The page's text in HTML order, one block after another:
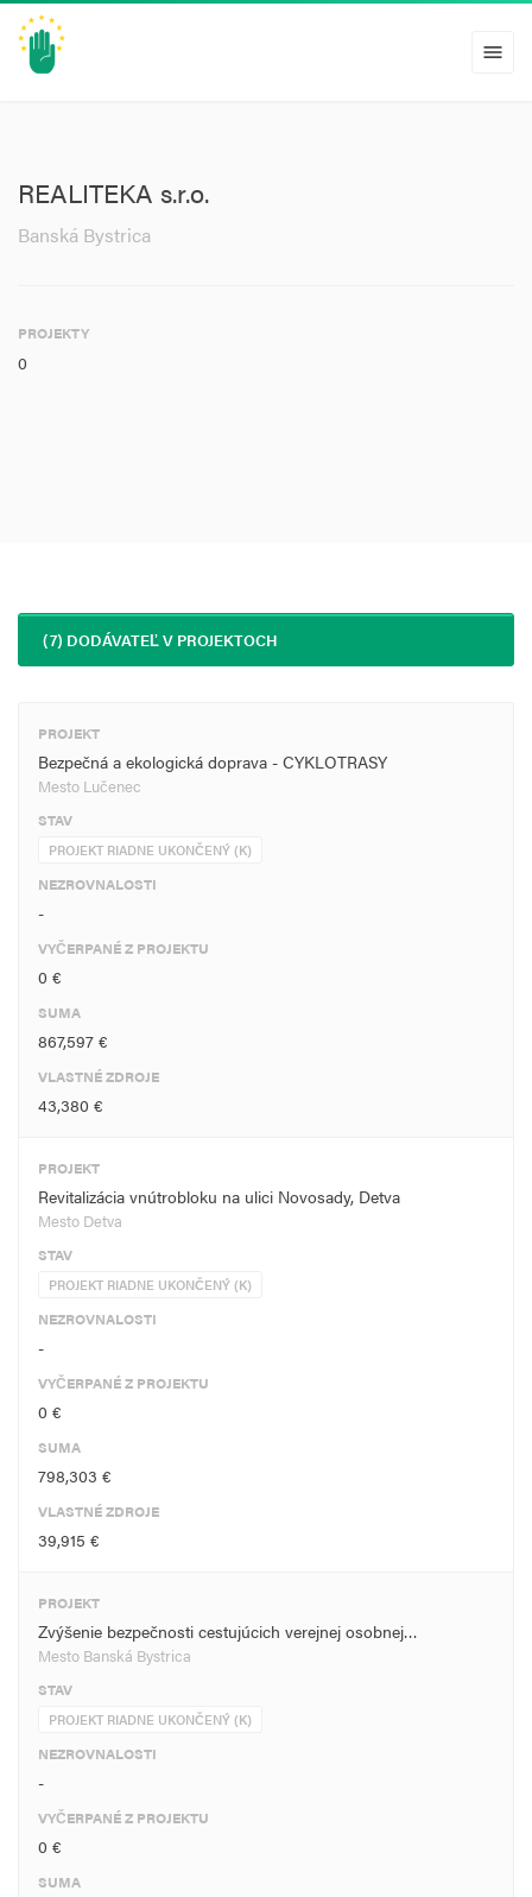
menu
REALITEKA s.r.o.
Banská Bystrica
PROJEKTY
0
(7) DODÁVATEĽ V PROJEKTOCH
PROJEKT
Bezpečná a ekologická doprava - CYKLOTRASY
Mesto Lučenec
STAV
PROJEKT RIADNE UKONČENÝ (K)
NEZROVNALOSTI
-
VYČERPANÉ Z PROJEKTU
0 €
SUMA
867,597 €
VLASTNÉ ZDROJE
43,380 €
PROJEKT
Revitalizácia vnútrobloku na ulici Novosady, Detva
Mesto Detva
STAV
PROJEKT RIADNE UKONČENÝ (K)
NEZROVNALOSTI
-
VYČERPANÉ Z PROJEKTU
0 €
SUMA
798,303 €
VLASTNÉ ZDROJE
39,915 €
PROJEKT
Zvýšenie bezpečnosti cestujúcich verejnej osobnej…
Mesto Banská Bystrica
STAV
PROJEKT RIADNE UKONČENÝ (K)
NEZROVNALOSTI
-
VYČERPANÉ Z PROJEKTU
0 €
SUMA